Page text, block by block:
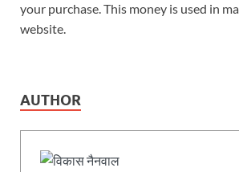
your purchase. This money is used in
website.
AUTHOR